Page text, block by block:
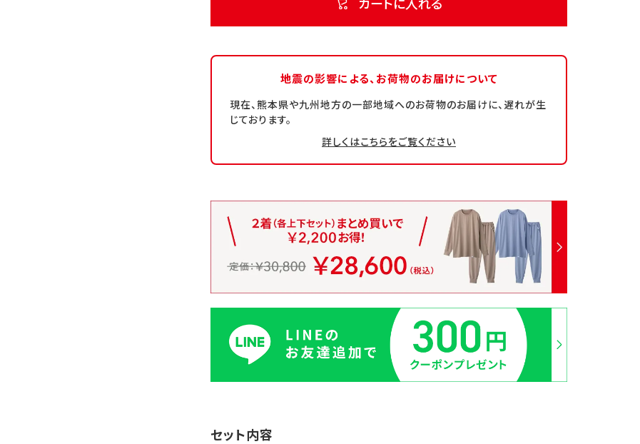
地震の影響による、 お荷物のお届けについて
現在、熊本県や九州地方の一部地域へのお荷物のお届けに、遅れが生
じております。
詳しくはこちらをご覧ください
セット内容